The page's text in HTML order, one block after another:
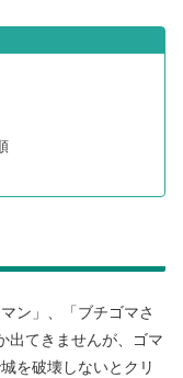
ン」、「ブチゴマさ
出てきませんが、ゴマ
を破壊しないとクリ